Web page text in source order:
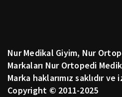
Nur Medikal Giyim, Nur
Markaları Nur Ortopedi
Marka haklarımız saklıdır
Copyright © 2011-2025